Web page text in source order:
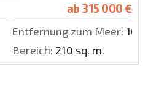
ab 315 000 €
Entfernung zum Meer: 100
Bereich: 210 sq. m.